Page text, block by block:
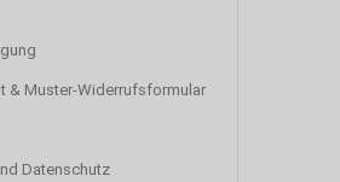
& Muster-Widerrufsformular
Datenschutz